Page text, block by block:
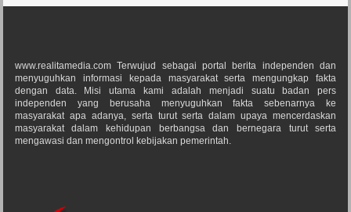
www.realitamedia.com Terwujud sebagai portal berita independen dan
menyuguhkan informasi kepada masyarakat serta mengungkap fakta
dengan data. Misi utama kami adalah menjadi suatu badan pers
independen yang berusaha menyuguhkan fakta sebenarnya ke
masyarakat apa adanya, serta turut serta dalam upaya mencerdaskan
masyarakat dalam kehidupan berbangsa dan bernegara turut serta
mengawasi dan mengontrol kebijakan pemerintah.